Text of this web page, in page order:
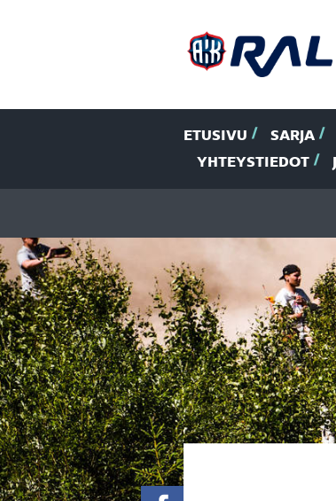
ETUSIVU SARJA
YHTEYSTIEDOT